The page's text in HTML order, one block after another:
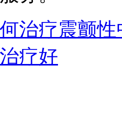
治疗震颤
疗好